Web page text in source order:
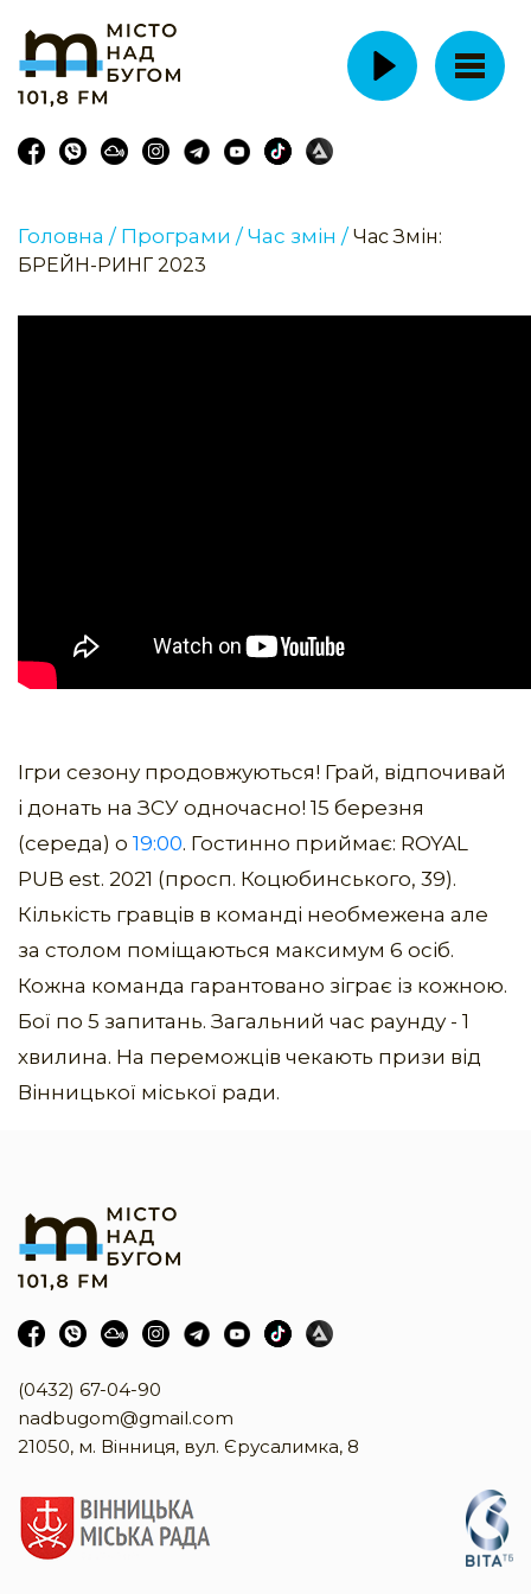
Головна / Програми / Час змін / Час Змін:
БРЕЙН-РИНГ 2023
Ігри сезону продовжуються! Грай, відпочивай
і донать на ЗСУ одночасно! 15 березня
(середа) о 19:00. Гостинно приймає: ROYAL
PUB est. 2021 (просп. Коцюбинського, 39).
Кількість гравців в команді необмежена але
за столом поміщаються максимум 6 осіб.
Кожна команда гарантовано зіграє із кожною.
Бої по 5 запитань. Загальний час раунду - 1
хвилина. На переможців чекають призи від
Вінницької міської ради.
(0432) 67-04-90
nadbugom@gmail.com
21050, м. Вінниця, вул. Єрусалимка, 8